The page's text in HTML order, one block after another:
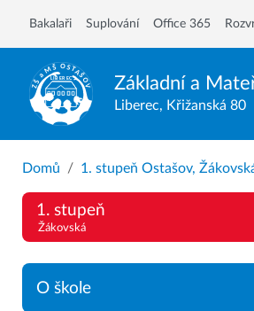
Základní a
Liberec, Křižanská 80
Bakalaři Suplování Office 365
Domů 1. stupeň Ostašov,
1. stupeň
Žákovská
O škole